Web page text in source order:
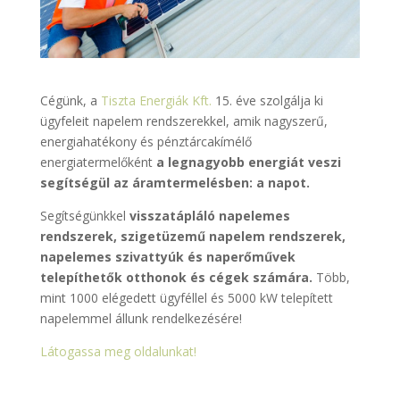
Cégünk, a Tiszta Energiák Kft. 15. éve szolgálja ki
ügyfeleit napelem rendszerekkel, amik nagyszerű,
energiahatékony és pénztárcakímélő
energiatermelőként a legnagyobb energiát veszi
segítségül az áramtermelésben: a napot.
Segítségünkkel visszatápláló napelemes
rendszerek, szigetüzemű napelem rendszerek,
napelemes szivattyúk és naperőművek
telepíthetők otthonok és cégek számára. Több,
mint 1000 elégedett ügyféllel és 5000 kW telepített
napelemmel állunk rendelkezésére!
Látogassa meg oldalunkat!